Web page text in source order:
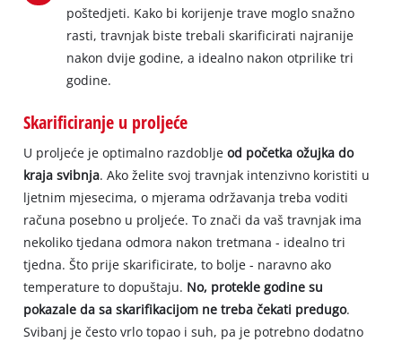
poštedjeti. Kako bi korijenje trave moglo snažno
rasti, travnjak biste trebali skarificirati najranije
nakon dvije godine, a idealno nakon otprilike tri
godine.
Skarificiranje u proljeće
U proljeće je optimalno razdobljeod početka ožujka do
kraja svibnja. Ako želite svoj travnjak intenzivno koristiti u
ljetnim mjesecima, o mjerama održavanja treba voditi
računa posebno u proljeće. To znači da vaš travnjak ima
nekoliko tjedana odmora nakon tretmana - idealno tri
tjedna. Što prije skarificirate, to bolje - naravno ako
temperature to dopuštaju. No, protekle godine su
pokazale da sa skarifikacijom ne treba čekati predugo.
Svibanj je često vrlo topao i suh, pa je potrebno dodatno